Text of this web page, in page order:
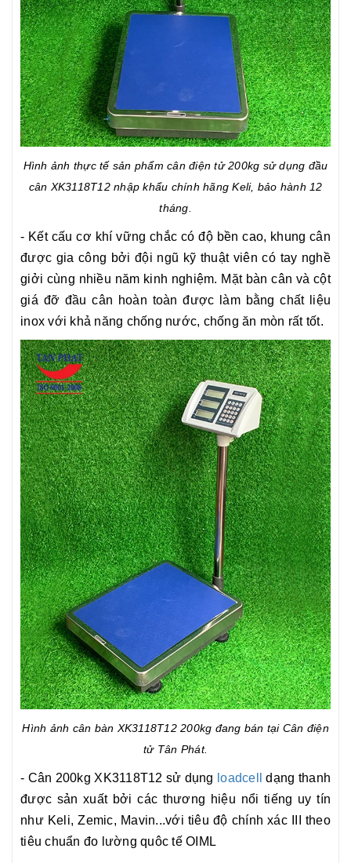
Hình ảnh thực tế sản phẩm cân điện tử 200kg sử dụng đầu
cân XK3118T12 nhập khẩu chính hãng Keli, bảo hành 12
tháng.
- Kết cấu cơ khí vững chắc có độ bền cao, khung cân
được gia công bởi đội ngũ kỹ thuật viên có tay nghề
giởi cùng nhiều năm kinh nghiệm. Mặt bàn cân và cột
giá đỡ đầu cân hoàn toàn được làm bằng chất liệu
inox với khả năng chống nước, chống ăn mòn rất tốt.
Hình ảnh cân bàn XK3118T12 200kg đang bán tại Cân điện
tử Tân Phát.
- Cân 200kg XK3118T12 sử dụng loadcelldạng thanh
được sản xuất bởi các thương hiệu nổi tiếng uy tín
như Keli, Zemic, Mavin...với tiêu độ chính xác III theo
tiêu chuẩn đo lường quôc tế OIML